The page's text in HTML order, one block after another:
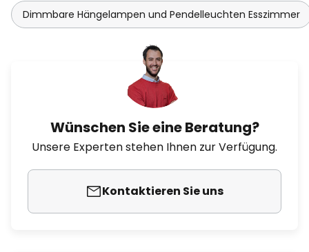
Dimmbare Hängelampen und Pendelleuchten Esszimmer
Wünschen Sie eine Beratung?
Unsere Experten stehen Ihnen zur Verfügung.
Kontaktieren Sie uns